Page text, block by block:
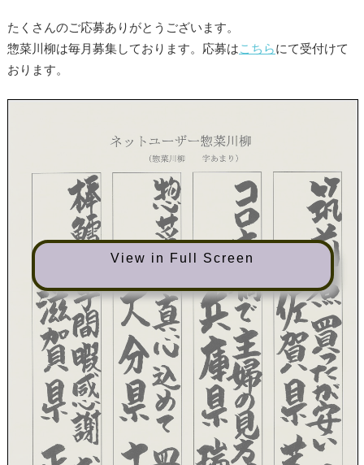
たくさんのご応募ありがとうございます。
惣菜川柳は毎月募集しております。応募はこちらにて受付けて
おります。
View in Full Screen